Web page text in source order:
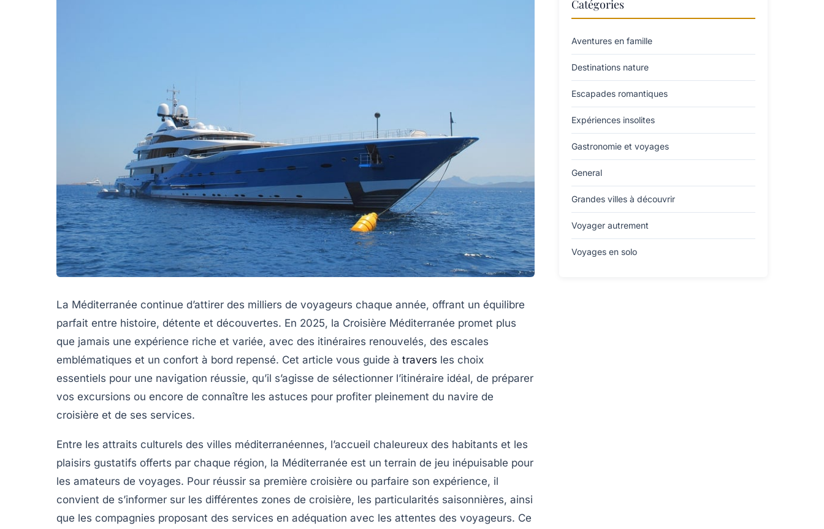
La Méditerranée continue d’attirer des milliers de voyageurs chaque année, offrant un équilibre
parfait entre histoire, détente et découvertes. En 2025, la Croisière Méditerranée promet plus
que jamais une expérience riche et variée, avec des itinéraires renouvelés, des escales
emblématiques et un confort à bord repensé. Cet article vous guide à travers les choix
essentiels pour une navigation réussie, qu’il s’agisse de sélectionner l’itinéraire idéal, de préparer
vos excursions ou encore de connaître les astuces pour profiter pleinement du navire de
croisière et de ses services.
Entre les attraits culturels des villes méditerranéennes, l’accueil chaleureux des habitants et les
plaisirs gustatifs offerts par chaque région, la Méditerranée est un terrain de jeu inépuisable pour
les amateurs de voyages. Pour réussir sa première croisière ou parfaire son expérience, il
convient de s’informer sur les différentes zones de croisière, les particularités saisonnières, ainsi
que les compagnies proposant des services en adéquation avec les attentes des voyageurs. Ce
Catégories
Aventures en famille
Destinations nature
Escapades romantiques
Expériences insolites
Gastronomie et voyages
General
Grandes villes à découvrir
Voyager autrement
Voyages en solo